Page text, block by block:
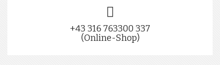
+43 316 763300 337
(Online-Shop)